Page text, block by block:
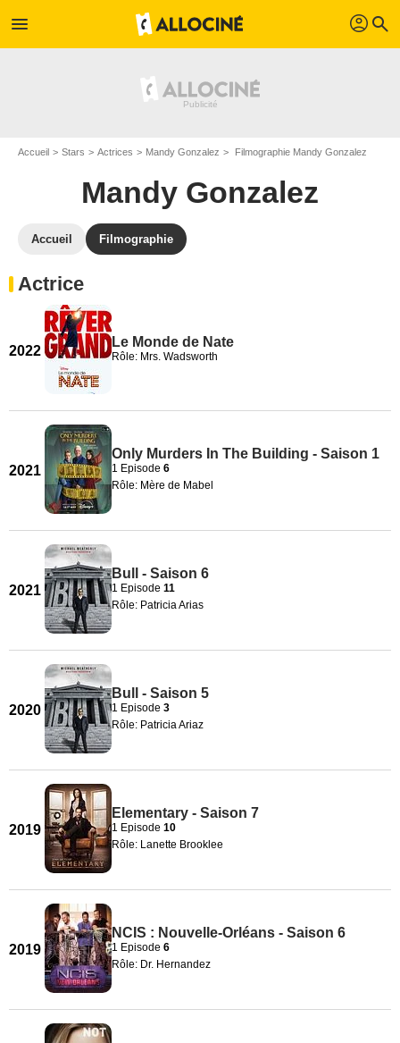
menu profil search
Accueil Stars Actrices Mandy Gonzalez Filmographie Mandy Gonzalez
Mandy Gonzalez
Accueil Filmographie
Actrice
2022
Le Monde de Nate
Rôle: Mrs. Wadsworth
2021
Only Murders In The Building - Saison 1
1 Episode 6
Rôle: Mère de Mabel
2021
Bull - Saison 6
1 Episode 11
Rôle: Patricia Arias
2020
Bull - Saison 5
1 Episode 3
Rôle: Patricia Ariaz
2019
Elementary - Saison 7
1 Episode 10
Rôle: Lanette Brooklee
2019
NCIS : Nouvelle-Orléans - Saison 6
1 Episode 6
Rôle: Dr. Hernandez